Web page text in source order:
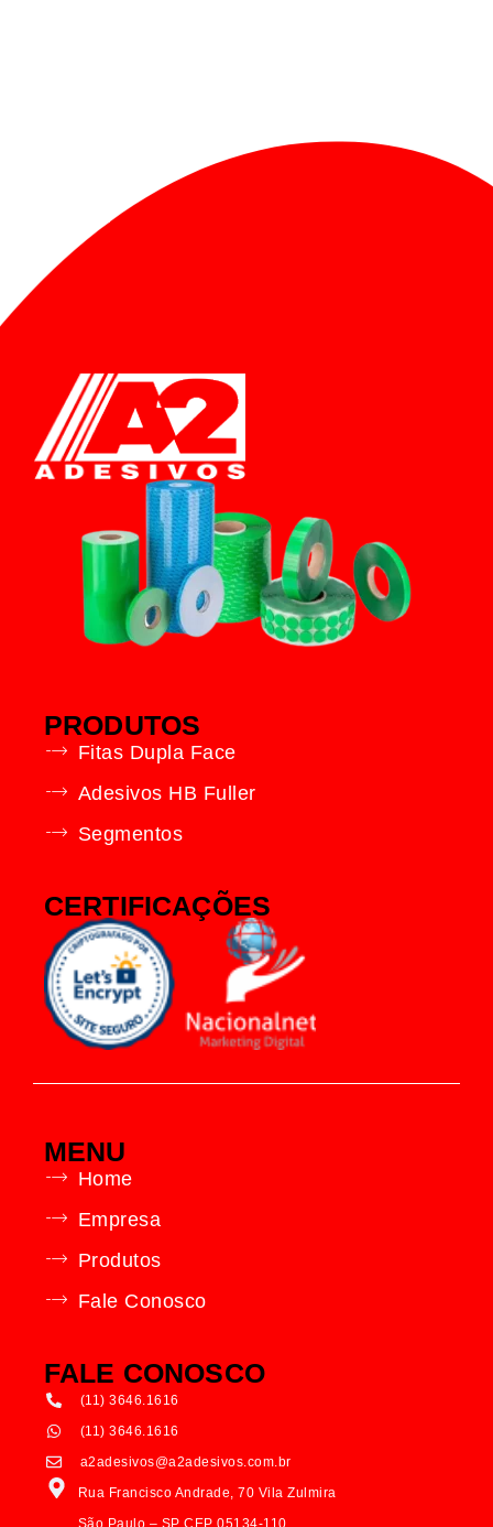
PRODUTOS
Fitas Dupla Face
Adesivos HB Fuller
Segmentos
CERTIFICAÇÕES
MENU
Home
Empresa
Produtos
Fale Conosco
FALE CONOSCO
(11) 3646.1616
(11) 3646.1616
a2adesivos@a2adesivos.com.br
Rua Francisco Andrade, 70 Vila Zulmira